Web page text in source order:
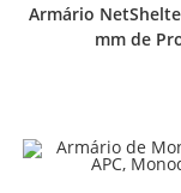
Armário
mm de